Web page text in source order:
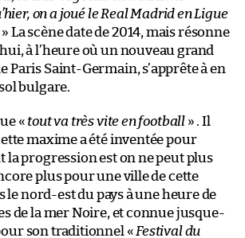
on a joué le Real Madrid en Ligue
» La scène date de 2014, mais résonne
à l’heure où un nouveau grand
Paris Saint-Germain, s’apprête à en
bulgare.
«tout va très vite en football » . Il
maxime a été inventée pour
la progression est on ne peut plus
plus pour une ville de cette
le nord-est du pays à une heure de
de la mer Noire, et connue jusque-
son traditionnel « Festival du